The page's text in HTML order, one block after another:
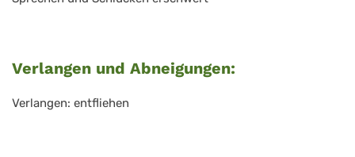
Verlangen und Abneigungen:
Verlangen: entfliehen